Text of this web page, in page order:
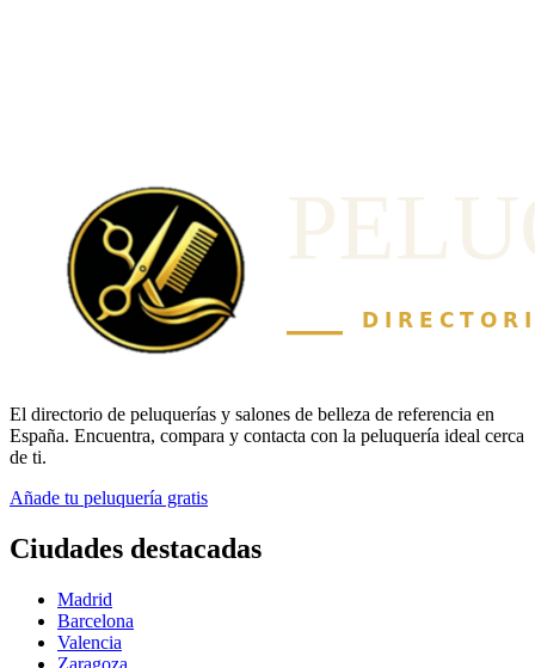
El directorio de peluquerías y salones de belleza de referencia en
España. Encuentra, compara y contacta con la peluquería ideal cerca
de ti.
Añade tu peluquería gratis
Ciudades destacadas
Madrid
Barcelona
Valencia
Zaragoza